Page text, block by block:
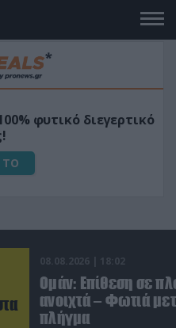
τον κήπο σου με το
Αλυσοπρίονο με
ΤΟ
08.08.2026 | 18:02
Ομάν: Επίθεση σε
ανοιχτά – Φωτιά
πλήγμα